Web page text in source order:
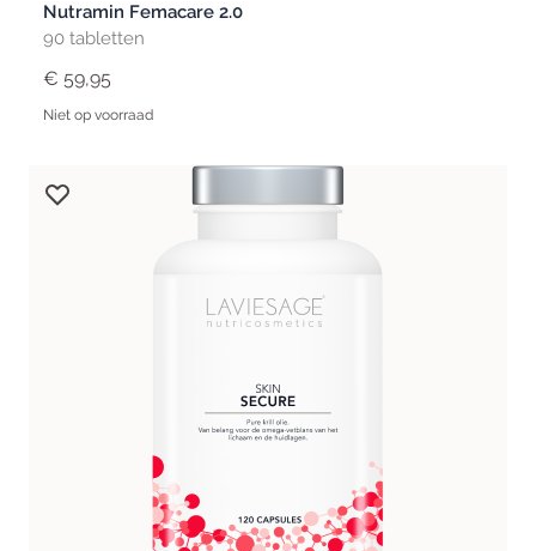
Nutramin Femacare 2.0
90 tabletten
€ 59,95
Niet op voorraad